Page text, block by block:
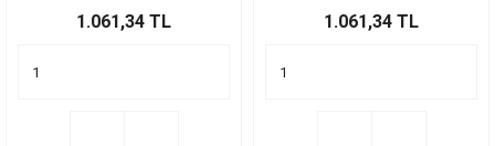
1.061,34 TL 1.061,34 TL